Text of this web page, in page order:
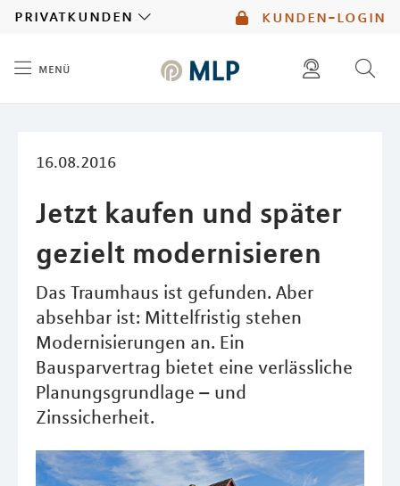
kunden-login
privatkunden
menü
16.08.2016
Jetzt kaufen und später
gezielt modernisieren
Das Traumhaus ist gefunden. Aber
absehbar ist: Mittelfristig stehen
Modernisierungen an. Ein
Bausparvertrag bietet eine verlässliche
Planungsgrundlage – und
Zinssicherheit.